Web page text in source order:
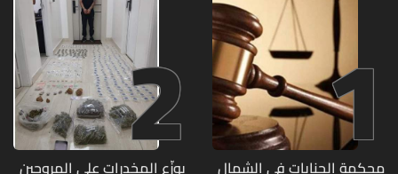
1
محكمة الجنايات في الشمال
2
يوزّع المخدرات على المروجين